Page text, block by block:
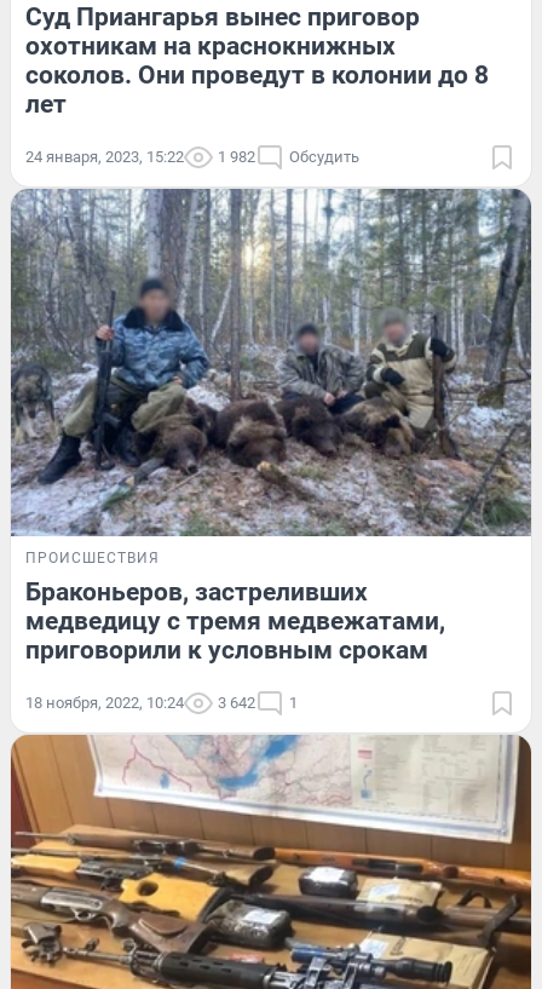
Суд Приангарья вынес приговор
охотникам на краснокнижных
соколов. Они проведут в колонии до 8
лет
24 января, 2023, 15:22 1 982 Обсудить
ПРОИСШЕСТВИЯ
Браконьеров, застреливших
медведицу с тремя медвежатами,
приговорили к условным срокам
18 ноября, 2022, 10:24 3 642 1